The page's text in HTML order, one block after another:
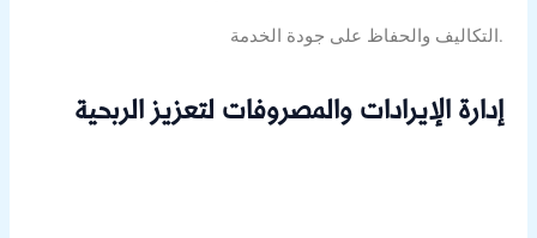
التكاليف والحفاظ على جودة الخدمة.
إدارة الإيرادات والمصروفات لتعزيز الربحية